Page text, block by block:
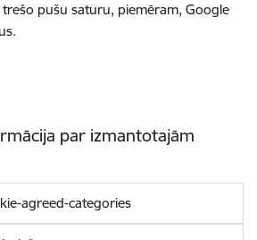
pušu saturu, piemēram, Google
par izmantotajām
agreed-categories